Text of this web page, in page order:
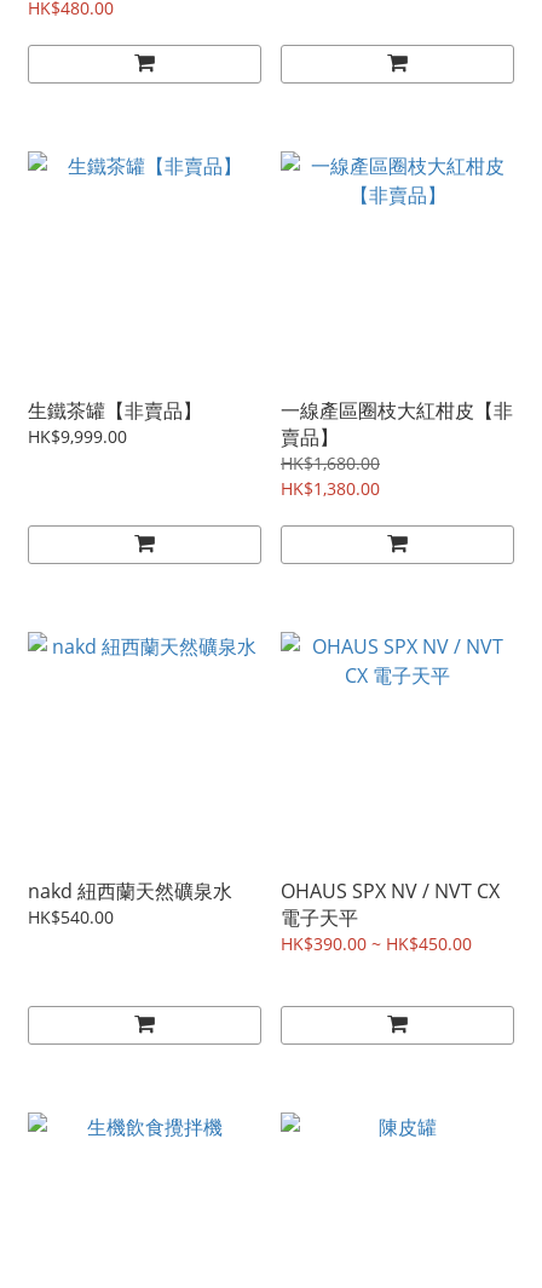
HK$480.00
生鐵茶罐【非賣品】
HK$9,999.00
一線產區圈枝大紅柑皮【非
賣品】
HK$1,680.00
HK$1,380.00
nakd 紐西蘭天然礦泉水
HK$540.00
OHAUS SPX NV / NVT CX
電子天平
HK$390.00 ~ HK$450.00